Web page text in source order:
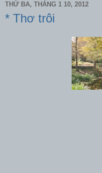
THỨ BA, THÁNG 1 10, 2012
* Thơ trôi